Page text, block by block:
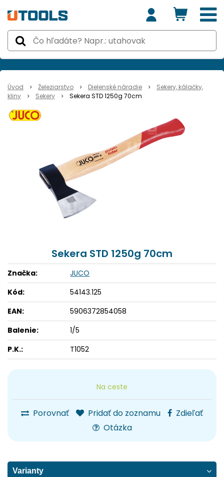
Úvod Železiarstvo Dielenské náradie
Sekery, kálačky,
kliny
Sekery Sekera STD 1250g 70cm
Na ceste
Porovnať Pridať do zoznamu
Zdieľať
Otázka
Sekera STD 1250g 70cm
Značka:
JUCO
Kód:
54143.125
EAN:
5906372854058
Balenie:
1/5
P.K.:
T1052
Varianty